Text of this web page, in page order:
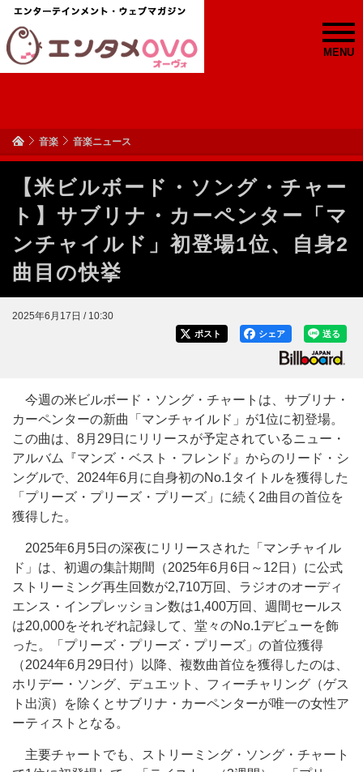
MENU
音楽 音楽ニュース
【米ビルボード・ソング・チャー
ト】サブリナ・カーペンター「マ
ンチャイルド」初登場1位、自身2
曲目の快挙
2025年6月17日 / 10:30
送る
シェア
ポスト
今週の米ビルボード・ソング・チャートは、サブリナ・
カーペンターの新曲「マンチャイルド」が1位に初登場。
この曲は、8月29日にリリースが予定されているニュー・
アルバム『マンズ・ベスト・フレンド』からのリード・シ
ングルで、2024年6月に自身初のNo.1タイトルを獲得した
「プリーズ・プリーズ・プリーズ」に続く2曲目の首位を
獲得した。
2025年6月5日の深夜にリリースされた「マンチャイル
ド」は、初週の集計期間（2025年6月6日～12日）に公式
ストリーミング再生回数が2,710万回、ラジオのオーディ
エンス・インプレッション数は1,400万回、週間セールス
は20,000をそれぞれ記録して、堂々のNo.1デビューを飾
った。「プリーズ・プリーズ・プリーズ」の首位獲得
（2024年6月29日付）以降、複数曲首位を獲得したのは、
ホリデー・ソング、デュエット、フィーチャリング（ゲス
ト出演）を除くとサブリナ・カーペンターが唯一の女性ア
ーティストとなる。
主要チャートでも、ストリーミング・ソング・チャート